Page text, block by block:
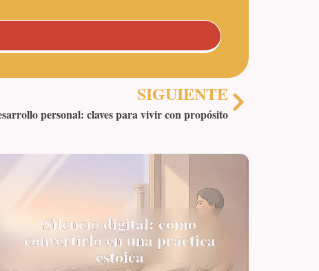
SIGUIENTE
personal: claves para vivir con propósito
Silencio digital: cómo
convertirlo en una práctica
estoica